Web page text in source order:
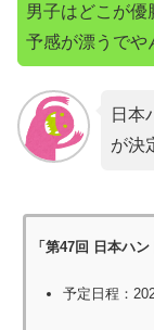
男子はどこが優
予感が漂うでや
日本
が決
「第47回 日本ハ
予定日程：